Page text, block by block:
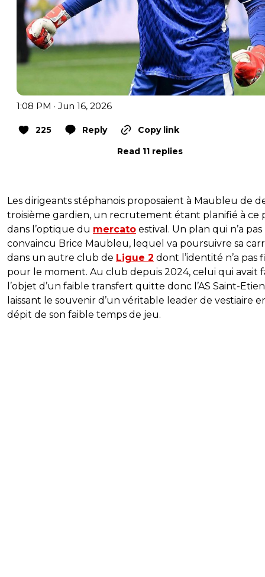
1:08 PM · Jun 16, 2026
225 Reply
Copy link
Read 11 replies
Les dirigeants stéphanois proposaient à Maubleu de
troisième gardien, un recrutement étant planifié à ce
dans l’optique du mercato estival. Un plan qui n’a pas
convaincu Brice Maubleu, lequel va poursuivre sa
dans un autre club de Ligue 2 dont l’identité n’a pas
pour le moment. Au club depuis 2024, celui qui avait
l’objet d’un faible transfert quitte donc l’AS Saint-
laissant le souvenir d’un véritable leader de vestiaire
dépit de son faible temps de jeu.